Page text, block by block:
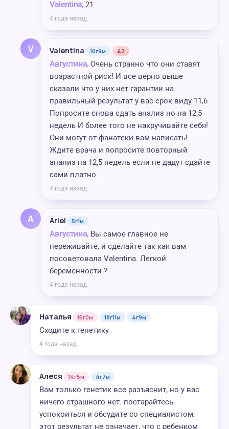
Valentina, 21
4 года назад
V Valentina 10г9м 42
Августина, Очень странно что они ставят
возрастной риск! И все верно выше
сказали что у них нет гарантии на
правильный результат у вас срок виду 11,6
Попросите снова сдать анализ но на 12,5
недель И более того не накручивайте себя!
Они могут от фанатеки вам написать!
Ждите врача и попросите повторный
анализ на 12,5 недель если не дадут сдайте
сами платно
4 года назад
A Ariel 5г1м
Августина, Вы самое главное не
переживайте, и сделайте так как вам
посоветовала Valentina. Легкой
беременности ?
4 года назад
Наталья 15г0м 18г11м 4г9м
Сходите к генетику
4 года назад
Алеся 14г5м 4г7м
Вам только генетик все разъяснит, но у вас
ничего страшного нет. постарайтесь
успокоиться и обсудите со специалистом.
этот результат не означает, что с ребенком